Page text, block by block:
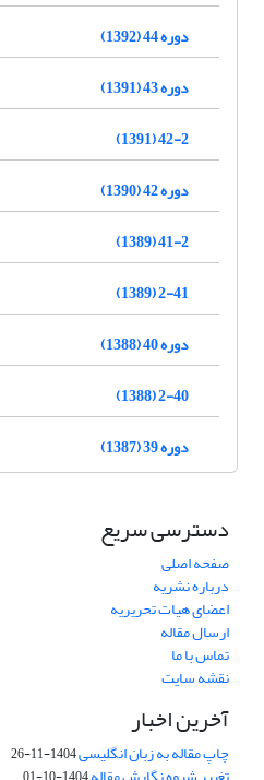
دوره 44 (1392)
دوره 43 (1391)
42-2 (1391)
دوره 42 (1390)
41-2 (1389)
2-41 (1389)
دوره 40 (1388)
2-40 (1388)
دوره 39 (1387)
دسترسی سریع
صفحه اصلی
درباره نشریه
اعضای هیات تحریریه
ارسال مقاله
تماس با ما
نقشه سایت
آخرین اخبار
چاپ مقاله به زبان انگلیسی1404-11-26